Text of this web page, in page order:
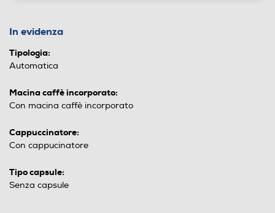
In evidenza
Tipologia:
Automatica
Macina caffè incorporato:
Con macina caffè incorporato
Cappuccinatore:
Con cappucinatore
Tipo capsule:
Senza capsule